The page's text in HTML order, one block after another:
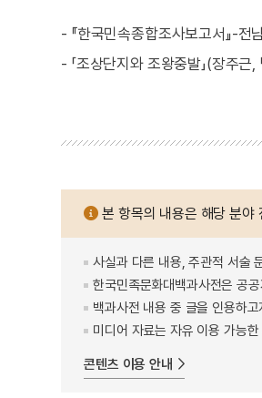
- 『한국민속종합조사보고서』-
- 「조상단지와 조왕중발」(장주근
본 항목의 내용은 해당 분야
사실과 다른 내용, 주관적 서술
한국민족문화대백과사전은 공
백과사전 내용 중 글을 인용하
미디어 자료는 자유 이용 가능
콘텐츠 이용 안내